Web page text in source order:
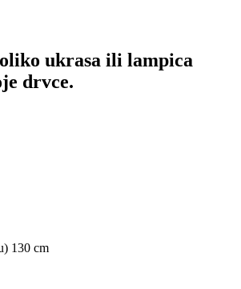
ukrasa ili lampica
drvce.
130 cm